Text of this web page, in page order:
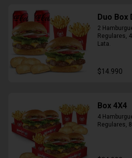
Duo Box
2
Regulares,
Lata.
$14.990
Box 4X4
4
Regulares,